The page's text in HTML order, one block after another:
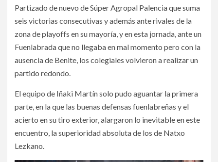
Partizado de nuevo de Súper Agropal Palencia que suma
seis victorias consecutivas y además ante rivales de la
zona de playoffs en su mayoría, y en esta jornada, ante un
Fuenlabrada que no llegaba en mal momento pero con la
ausencia de Benite, los colegiales volvieron a realizar un
partido redondo.
El equipo de Iñaki Martín solo pudo aguantar la primera
parte, en la que las buenas defensas fuenlabreñas y el
acierto en su tiro exterior, alargaron lo inevitable en este
encuentro, la superioridad absoluta de los de Natxo
Lezkano.